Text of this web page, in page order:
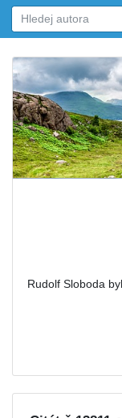
Rudolf Sloboda